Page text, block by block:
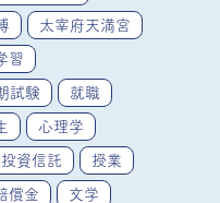
太宰府天満宮
習
試験 就職
心理学
投資信託 授業
償金 文学